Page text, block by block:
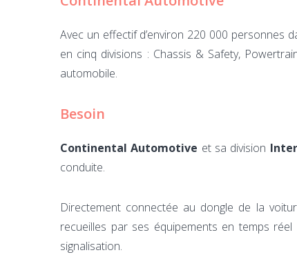
Avec un effectif d’environ 220 000 personnes
en cinq divisions : Chassis & Safety,
automobile.
Besoin
Continental Automotive et sa division
conduite.
Directement connectée au dongle de la
recueilles par ses équipements en temps
signalisation.